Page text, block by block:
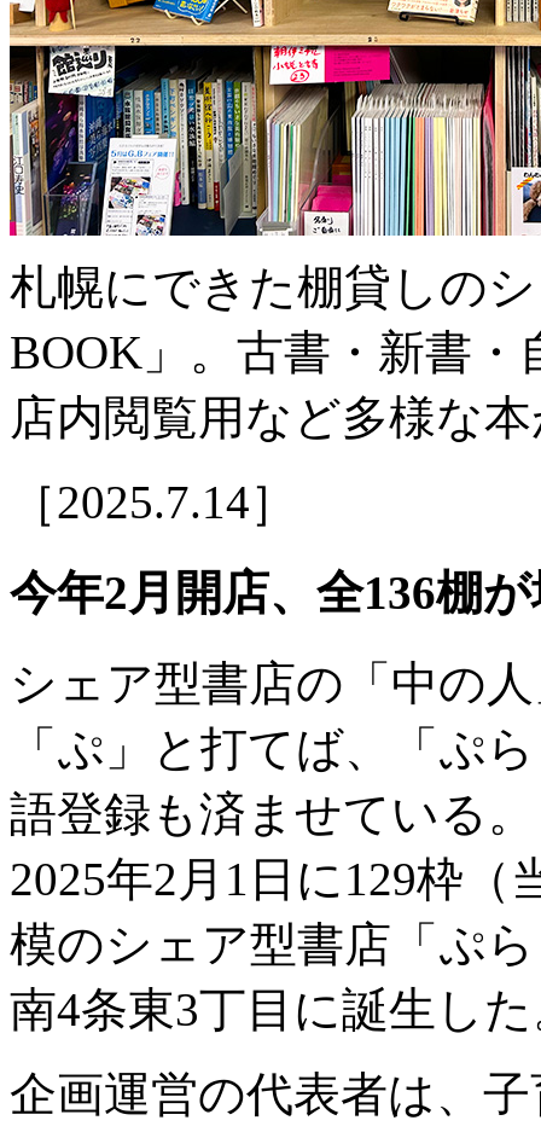
札幌にできた棚貸しの
BOOK」。古書・新書
店内閲覧用など多様な
［2025.7.14］
今年2月開店、全136棚
シェア型書店の「中の
「ぷ」と打てば、「ぷ
語登録も済ませている。
2025年2月1日に129枠
模のシェア型書店「ぷ
南4条東3丁目に誕生し
企画運営の代表者は、